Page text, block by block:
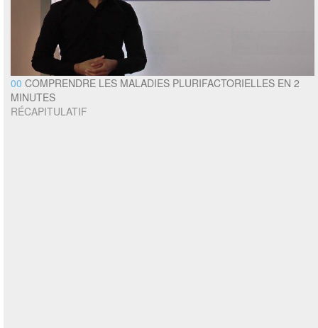
00 COMPRENDRE LES MALADIES PLURIFACTORIELLES EN 2
MINUTES
RÉCAPITULATIF